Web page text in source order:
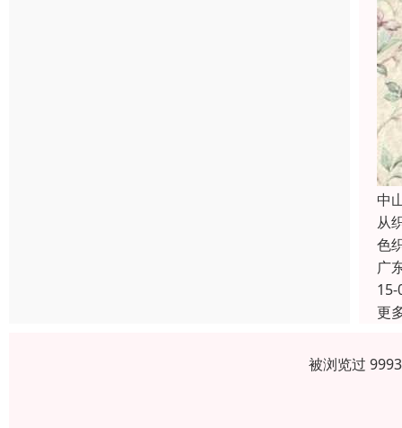
中
从
色
广
15-
更
被浏览过